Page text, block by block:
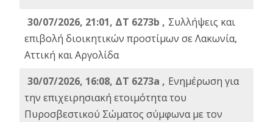
30/07/2026, 21:01, ΔΤ 6273b , Συλλήψεις και
επιβολή διοικητικών προστίμων σε Λακωνία,
Αττική και Αργολίδα
30/07/2026, 16:08, ΔΤ 6273a , Ενημέρωση για
την επιχειρησιακή ετοιμότητα του
Πυροσβεστικού Σώματος σύμφωνα με τον